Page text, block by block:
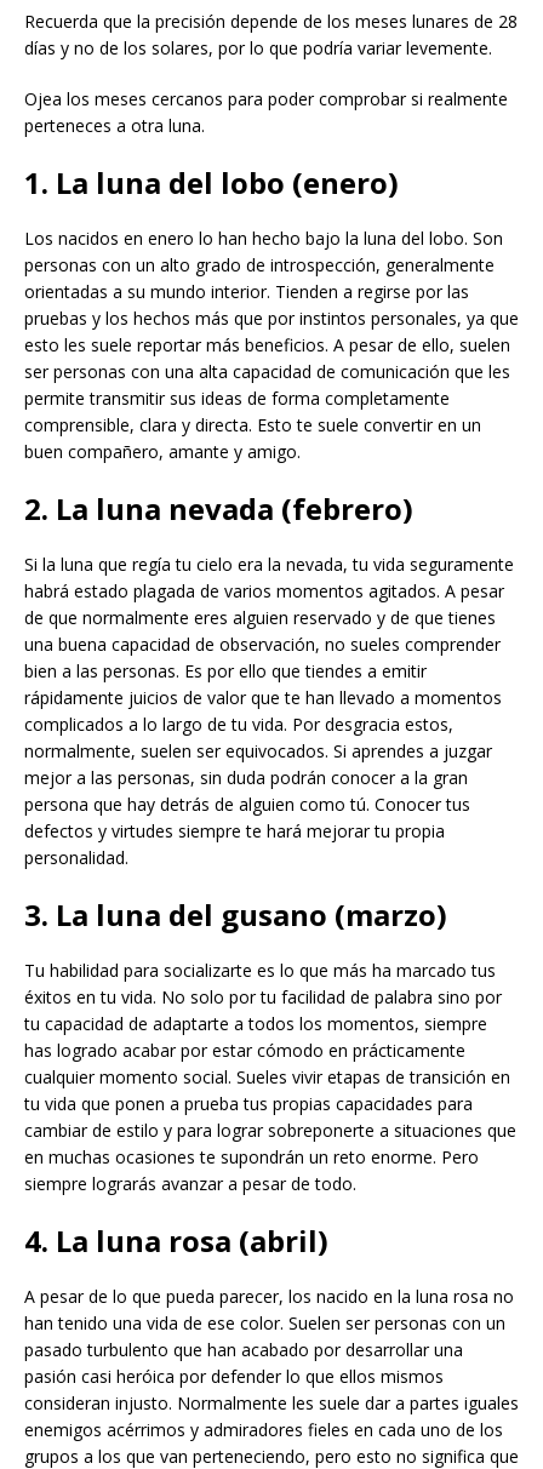
Recuerda que la precisión depende de los meses lunares de 28
días y no de los solares, por lo que podría variar levemente.
Ojea los meses cercanos para poder comprobar si realmente
perteneces a otra luna.
1. La luna del lobo (enero)
Los nacidos en enero lo han hecho bajo la luna del lobo. Son
personas con un alto grado de introspección, generalmente
orientadas a su mundo interior. Tienden a regirse por las
pruebas y los hechos más que por instintos personales, ya que
esto les suele reportar más beneficios. A pesar de ello, suelen
ser personas con una alta capacidad de comunicación que les
permite transmitir sus ideas de forma completamente
comprensible, clara y directa. Esto te suele convertir en un
buen compañero, amante y amigo.
2. La luna nevada (febrero)
Si la luna que regía tu cielo era la nevada, tu vida seguramente
habrá estado plagada de varios momentos agitados. A pesar
de que normalmente eres alguien reservado y de que tienes
una buena capacidad de observación, no sueles comprender
bien a las personas. Es por ello que tiendes a emitir
rápidamente juicios de valor que te han llevado a momentos
complicados a lo largo de tu vida. Por desgracia estos,
normalmente, suelen ser equivocados. Si aprendes a juzgar
mejor a las personas, sin duda podrán conocer a la gran
persona que hay detrás de alguien como tú. Conocer tus
defectos y virtudes siempre te hará mejorar tu propia
personalidad.
3. La luna del gusano (marzo)
Tu habilidad para socializarte es lo que más ha marcado tus
éxitos en tu vida. No solo por tu facilidad de palabra sino por
tu capacidad de adaptarte a todos los momentos, siempre
has logrado acabar por estar cómodo en prácticamente
cualquier momento social. Sueles vivir etapas de transición en
tu vida que ponen a prueba tus propias capacidades para
cambiar de estilo y para lograr sobreponerte a situaciones que
en muchas ocasiones te supondrán un reto enorme. Pero
siempre lograrás avanzar a pesar de todo.
4. La luna rosa (abril)
A pesar de lo que pueda parecer, los nacido en la luna rosa no
han tenido una vida de ese color. Suelen ser personas con un
pasado turbulento que han acabado por desarrollar una
pasión casi heróica por defender lo que ellos mismos
consideran injusto. Normalmente les suele dar a partes iguales
enemigos acérrimos y admiradores fieles en cada uno de los
grupos a los que van perteneciendo, pero esto no significa que